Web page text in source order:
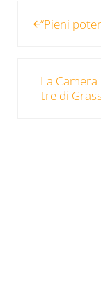
“Pieni
La
tre di